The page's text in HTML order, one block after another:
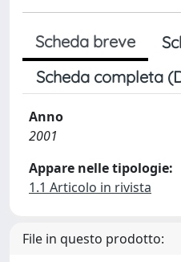
Scheda breve
Scheda completa
Anno
2001
Appare nelle tipologie:
1.1 Articolo in rivista
File in questo prodotto: